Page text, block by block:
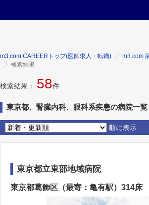
m3.com CAREERトップ(医師求人・転職)
m3.com
検索結果
検索結果： 58件
東京都、腎臓内科、眼科系疾患の病院一覧
順に表示
東京都立東部地域病院
東京都葛飾区（最寄：亀有駅）314床